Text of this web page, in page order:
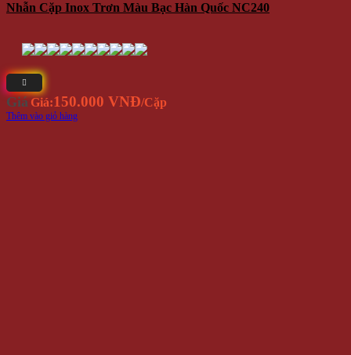
Nhẫn Cặp Inox Trơn Màu Bạc Hàn Quốc NC240
Giá Giá:150.000 VNĐ/Cặp
Thêm vào giỏ hàng